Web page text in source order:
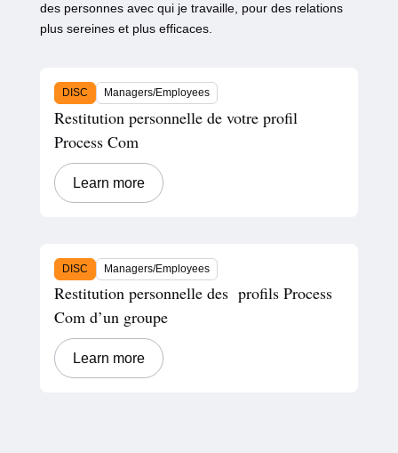
des personnes avec qui je travaille, pour des relations
plus sereines et plus efficaces.
DISC Managers/Employees
Restitution personnelle de votre profil
Process Com
Learn more
DISC Managers/Employees
Restitution personnelle des profils Process
Com d’un groupe
Learn more